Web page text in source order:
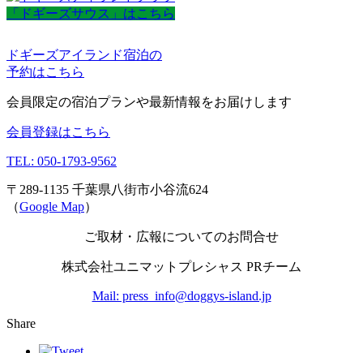
「ドギーズサウス」はこちら
ドギーズアイランド宿泊の
予約はこちら
会員限定の宿泊プランや最新情報をお届けします
会員登録はこちら
TEL: 050-1793-9562
〒289-1135 千葉県八街市小谷流624
（Google Map）
ご取材・広報についてのお問合せ
株式会社ユニマットプレシャス PRチーム
Mail: press_info@doggys-island.jp
Share